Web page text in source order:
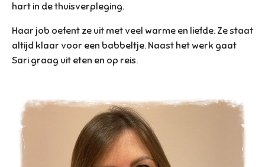
hart in de thuisverpleging.
Haar job oefent ze uit met veel warme en liefde. Ze staat
altijd klaar voor een babbeltje. Naast het werk gaat
Sari graag uit eten en op reis.